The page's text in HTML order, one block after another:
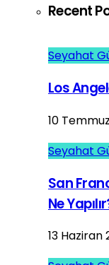
Recent
Seyahat
Los
10
Seyahat
San
Ne
13 Haziran